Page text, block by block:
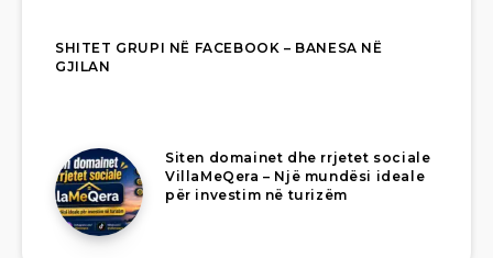
SHITET GRUPI NË FACEBOOK – BANESA NË
GJILAN
Siten domainet dhe rrjetet sociale
VillaMeQera – Një mundësi ideale
për investim në turizëm